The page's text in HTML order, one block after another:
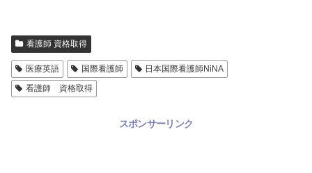
看護師 資格取得
医療英語 国際看護師
日本国際看護師NiNA
看護師 資格取得
スポンサーリンク